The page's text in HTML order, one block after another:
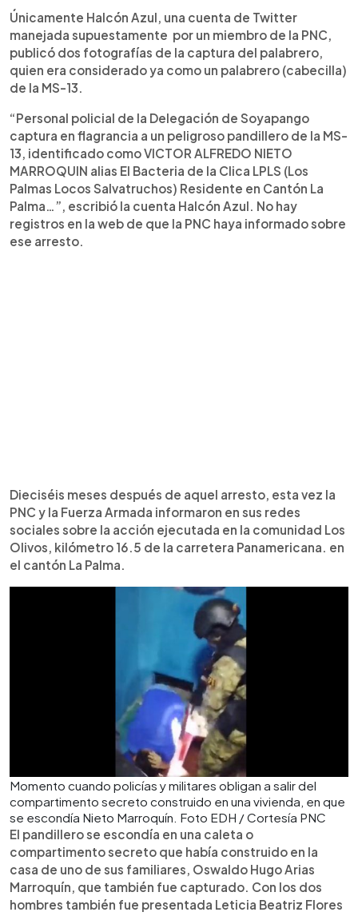
Únicamente Halcón Azul, una cuenta de Twitter
manejada supuestamente por un miembro de la PNC,
publicó dos fotografías de la captura del palabrero,
quien era considerado ya como un palabrero (cabecilla)
de la MS-13.
“Personal policial de la Delegación de Soyapango
captura en flagrancia a un peligroso pandillero de la MS-
13, identificado como VICTOR ALFREDO NIETO
MARROQUIN alias El Bacteria de la Clica LPLS (Los
Palmas Locos Salvatruchos) Residente en Cantón La
Palma…”, escribió la cuenta Halcón Azul. No hay
registros en la web de que la PNC haya informado sobre
ese arresto.
Dieciséis meses después de aquel arresto, esta vez la
PNC y la Fuerza Armada informaron en sus redes
sociales sobre la acción ejecutada en la comunidad Los
Olivos, kilómetro 16.5 de la carretera Panamericana. en
el cantón La Palma.
Momento cuando policías y militares obligan a salir del
compartimento secreto construido en una vivienda, en que
se escondía Nieto Marroquín. Foto EDH / Cortesía PNC
El pandillero se escondía en una caleta o
compartimento secreto que había construido en la
casa de uno de sus familiares, Oswaldo Hugo Arias
Marroquín, que también fue capturado. Con los dos
hombres también fue presentada Leticia Beatriz Flores